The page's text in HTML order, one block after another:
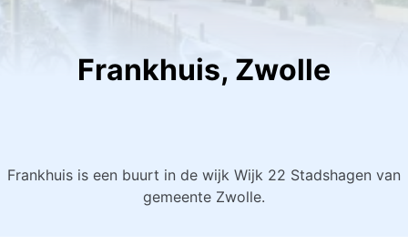
Frankhuis, Zwolle
Frankhuis is een buurt in de wijk Wijk 22 Stadshagen van
gemeente Zwolle.